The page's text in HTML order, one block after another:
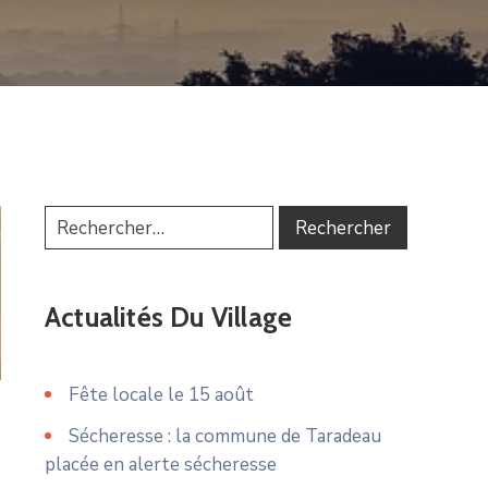
Actualités Du Village
Fête locale le 15 août
Sécheresse : la commune de Taradeau
placée en alerte sécheresse